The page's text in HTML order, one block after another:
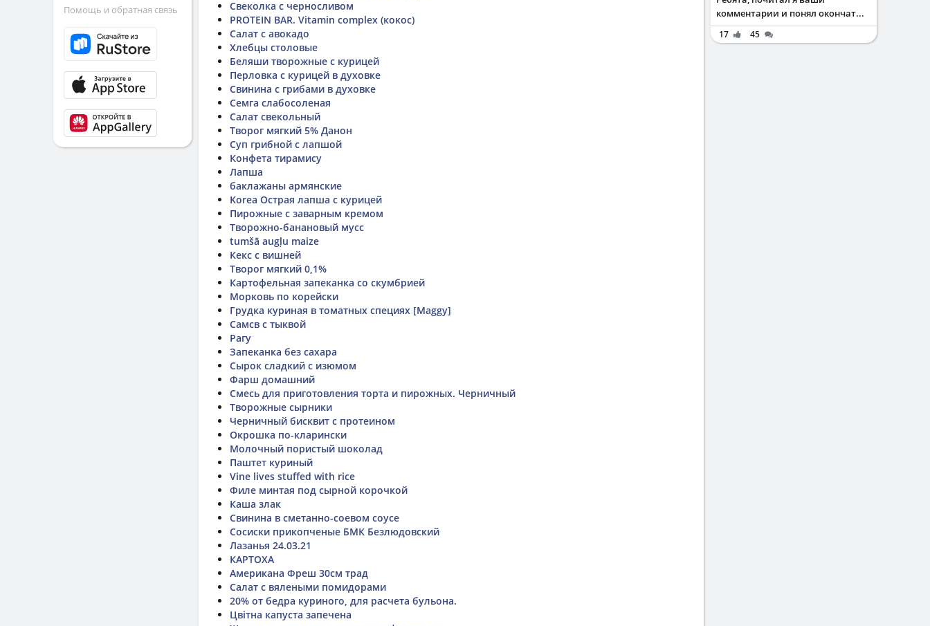
Свеколка с черносливом
PROTEIN BAR. Vitamin complex (кокос)
Салат с авокадо
Хлебцы столовые
Беляши творожные с курицей
Перловка с курицей в духовке
Свинина с грибами в духовке
Семга слабосоленая
Салат свекольный
Творог мягкий 5% Данон
Суп грибной с лапшой
Конфета тирамису
Лапша
баклажаны армянские
Korea Острая лапша с курицей
Пирожные с заварным кремом
Творожно-банановый мусс
tumšā augļu maize
Кекс с вишней
Творог мягкий 0,1%
Картофельная запеканка со скумбрией
Морковь по корейски
Грудка куриная в томатных специях [Maggy]
Самсв с тыквой
Рагу
Запеканка без сахара
Сырок сладкий с изюмом
Фарш домашний
Смесь для приготовления торта и пирожных. Черничный
Творожные сырники
Черничный бисквит с протеином
Окрошка по-кларински
Молочный пористый шоколад
Паштет куриный
Vine lives stuffed with rice
Филе минтая под сырной корочкой
Каша злак
Свинина в сметанно-соевом соусе
Сосиски прикопченые БМК Безлюдовский
Лазанья 24.03.21
КАРТОХА
Американа Фреш 30см трад
Салат с вялеными помидорами
20% от бедра куриного, для расчета бульона.
Цвітна капуста запечена
Помощь и обратная связь
комментарии и понял окончат...
17 45